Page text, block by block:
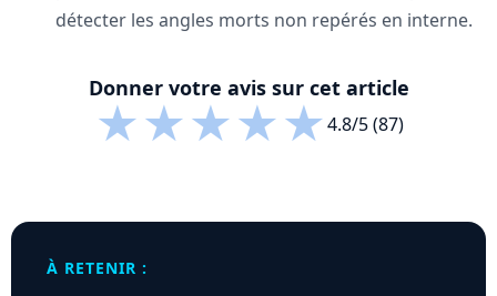
détecter les angles morts non repérés en interne.
Donner votre avis sur cet article
★★★★★4.8/5 (87)
À RETENIR :